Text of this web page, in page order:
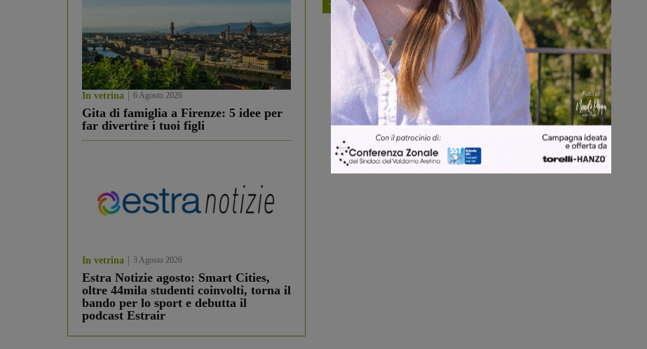
In vetrina 6 Agosto 2026
Gita di famiglia a Firenze: 5 idee per
far divertire i tuoi figli
In vetrina 3 Agosto 2026
Estra Notizie agosto: Smart Cities,
oltre 44mila studenti coinvolti, torna il
bando per lo sport e debutta il
podcast Estrair
TAGS calcio
Share